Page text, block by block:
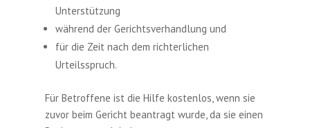
Unterstützung
während der Gerichtsverhandlung und
für die Zeit nach dem richterlichen
Urteilsspruch.
Für Betroffene ist die Hilfe kostenlos, wenn sie
zuvor beim Gericht beantragt wurde, da sie einen